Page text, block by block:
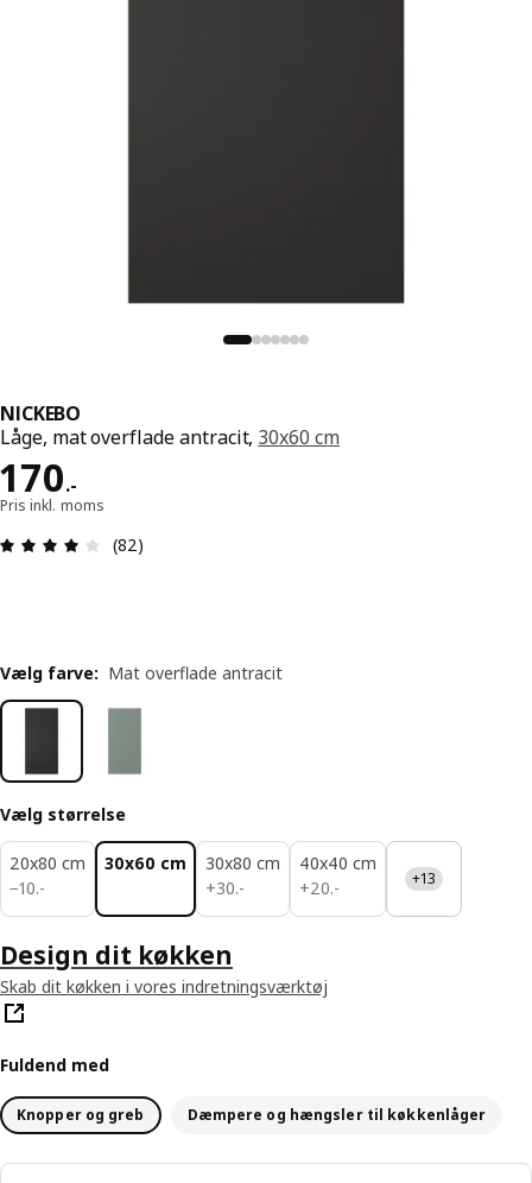
NICKEBO
Låge, mat overflade antracit, 30x60 cm
170.-
Pris 170.-
Pris inkl. moms
Anmeldelse: 3.9 Ud af 5 Stjerner. Anmeldelser i
(82)
Vælg farve: Mat overflade antracit
Vælg størrelse
20x80 cm
−10.-
10.-
30x60 cm
30x80 cm
+30.-
30.-
40x40 cm
+20.-
20.- +13
Design dit køkken
Skab dit køkken i vores indretningsværktøj
Fuldend med
Knopper og greb Dæmpere og hængsler til køkkenlåger